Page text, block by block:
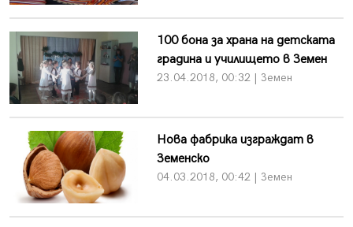
100 бона за храна на детската
градина и училището в Земен
23.04.2018, 00:32 | Земен
Нова фабрика изграждат в
Земенско
04.03.2018, 00:42 | Земен